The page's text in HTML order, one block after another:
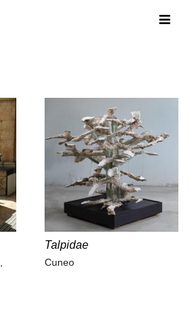
Talpidae
Cuneo